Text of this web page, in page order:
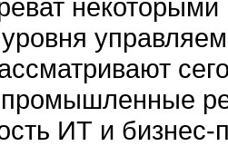
ИТ и бизнес-